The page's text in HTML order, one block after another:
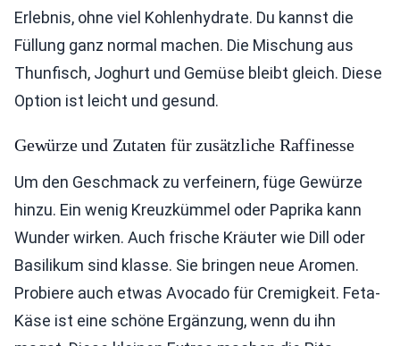
Erlebnis, ohne viel Kohlenhydrate. Du kannst die
Füllung ganz normal machen. Die Mischung aus
Thunfisch, Joghurt und Gemüse bleibt gleich. Diese
Option ist leicht und gesund.
Gewürze und Zutaten für zusätzliche Raffinesse
Um den Geschmack zu verfeinern, füge Gewürze
hinzu. Ein wenig Kreuzkümmel oder Paprika kann
Wunder wirken. Auch frische Kräuter wie Dill oder
Basilikum sind klasse. Sie bringen neue Aromen.
Probiere auch etwas Avocado für Cremigkeit. Feta-
Käse ist eine schöne Ergänzung, wenn du ihn